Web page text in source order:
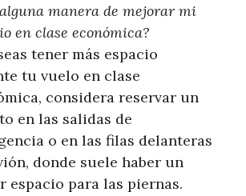
manera de mejorar mi
en clase económica?
tener más espacio
tu vuelo en clase
considera reservar un
en las salidas de
o en las filas delanteras
donde suele haber un
espacio para las piernas.